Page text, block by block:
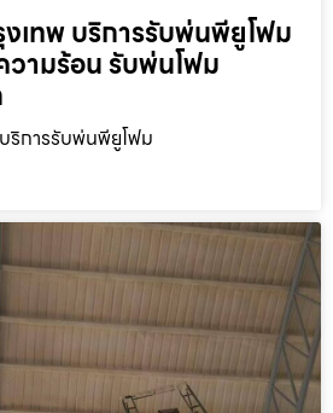
เทพ บริการรับพ่นพียูโฟม
ามร้อน รับพ่นโฟม
ริการรับพ่นพียูโฟม